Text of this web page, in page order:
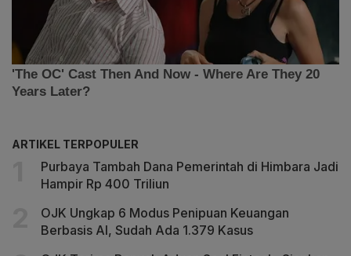
ARTIKEL TERPOPULER
Purbaya Tambah Dana Pemerintah di Himbara Jadi
Hampir Rp 400 Triliun
OJK Ungkap 6 Modus Penipuan Keuangan
Berbasis AI, Sudah Ada 1.379 Kasus